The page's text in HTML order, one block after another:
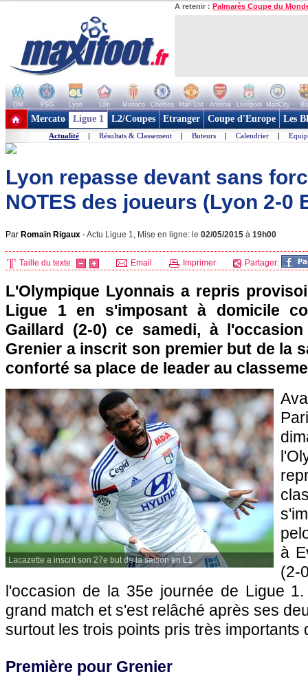
A retenir : Palmarès Coupe du
OM PSG Lyon Lille Monaco Chelsea Man Utd Arsenal Liverpool ManCity
+ de clubs
Mercato Ligue 1 L2/Coupes Etranger Coupe d'Europe Les
Actualité | Résultats & Classement | Buteurs | Calendrier |
Lyon repasse devant sans
NOTES des joueurs (Lyon 2-0
Par Romain Rigaux -Actu Ligue 1, Mise en ligne: le 02/05/2015 à 19h00
Taille du texte: Email Imprimer Partager:
L'Olympique Lyonnais a repris
Ligue 1 en s'imposant à domicile
Gaillard (2-0) ce samedi, à
Grenier a inscrit son premier but de la
conforté sa place de leader au
Lacazette a inscrit son 27e but de la saison en L1
à
l'occasion de la 35e journée de Ligue
grand match et s'est relâché après ses
surtout les trois points pris très importants
Première pour Grenier